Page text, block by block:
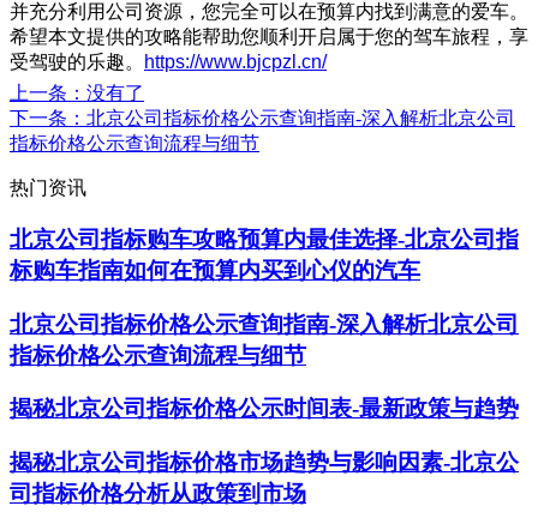
并充分利用公司资源，您完全可以在预算内找到满意的爱车。
希望本文提供的攻略能帮助您顺利开启属于您的驾车旅程，享
受驾驶的乐趣。
https://www.bjcpzl.cn/
上一条 ：没有了
下一条 ：北京公司指标价格公示查询指南-深入解析北京公司
指标价格公示查询流程与细节
热门资讯
北京公司指标购车攻略预算内最佳选择-北京公司指
标购车指南如何在预算内买到心仪的汽车
北京公司指标价格公示查询指南-深入解析北京公司
指标价格公示查询流程与细节
揭秘北京公司指标价格公示时间表-最新政策与趋势
揭秘北京公司指标价格市场趋势与影响因素-北京公
司指标价格分析从政策到市场